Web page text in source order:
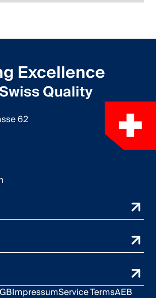
Excellence
Quality
62
ImpressumService TermsAEB